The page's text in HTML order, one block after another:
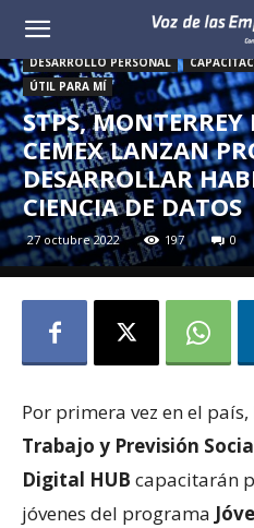
Voz
de
las
Empresas
DESARROLLO PERSONAL
ÚTIL PARA MÍ
STPS,
CEMEX LANZAN
DESARROLLAR
CIENCIA DE DATOS
27 octubre 2022 197 0
Por primera vez en el país,
Trabajo y Previsión
Digital HUB capacitarán
jóvenes del programa